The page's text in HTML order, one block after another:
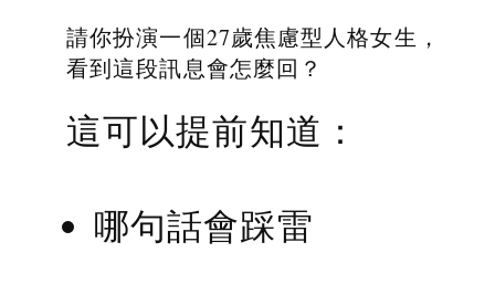
請你扮演一個27歲焦慮型人格女生，
看到這段訊息會怎麼回？
這可以提前知道：
哪句話會踩雷